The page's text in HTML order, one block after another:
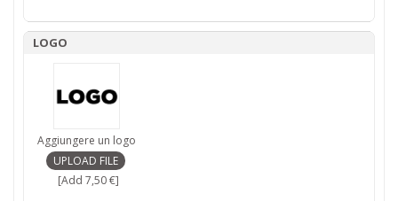
LOGO
Aggiungere un logo
[Add 7,50 €]